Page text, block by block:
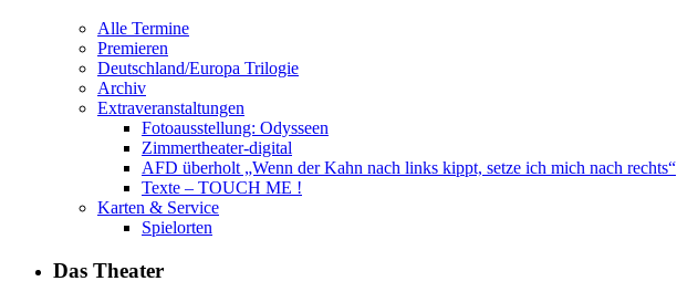
Alle Termine
Premieren
Deutschland/Europa Trilogie
Archiv
Extraveranstaltungen
Fotoausstellung: Odysseen
Zimmertheater-digital
AFD überholt „Wenn der Kahn nach links kippt, setze ich mich nach rechts“
Texte – TOUCH ME !
Karten & Service
Spielorten
Das Theater